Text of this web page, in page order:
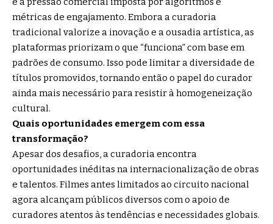
métricas de engajamento. Embora a curadoria
tradicional valorize a inovação e a ousadia artística, as
plataformas priorizam o que “funciona” com base em
padrões de consumo. Isso pode limitar a diversidade de
títulos promovidos, tornando então o papel do curador
ainda mais necessário para resistir à homogeneização
cultural.
Quais oportunidades emergem com essa
transformação?
Apesar dos desafios, a curadoria encontra
oportunidades inéditas na internacionalização de obras
e talentos. Filmes antes limitados ao circuito nacional
agora alcançam públicos diversos com o apoio de
curadores atentos às tendências e necessidades globais.